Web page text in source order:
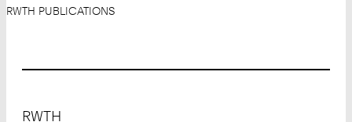
RWTH PUBLICATIONS
RWTH